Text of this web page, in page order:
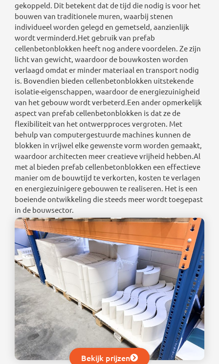
Bekijk prijzen
gekoppeld. Dit betekent dat de tijd die nodig is voor het
bouwen van traditionele muren, waarbij stenen
individueel worden gelegd en gemetseld, aanzienlijk
wordt verminderd.Het gebruik van prefab
cellenbetonblokken heeft nog andere voordelen. Ze zijn
licht van gewicht, waardoor de bouwkosten worden
verlaagd omdat er minder materiaal en transport nodig
is. Bovendien bieden cellenbetonblokken uitstekende
isolatie-eigenschappen, waardoor de energiezuinigheid
van het gebouw wordt verbeterd.Een ander opmerkelijk
aspect van prefab cellenbetonblokken is dat ze de
flexibiliteit van het ontwerpproces vergroten. Met
behulp van computergestuurde machines kunnen de
blokken in vrijwel elke gewenste vorm worden gemaakt,
waardoor architecten meer creatieve vrijheid hebben.Al
met al bieden prefab cellenbetonblokken een effectieve
manier om de bouwtijd te verkorten, kosten te verlagen
en energiezuinigere gebouwen te realiseren. Het is een
boeiende ontwikkeling die steeds meer wordt toegepast
in de bouwsector.